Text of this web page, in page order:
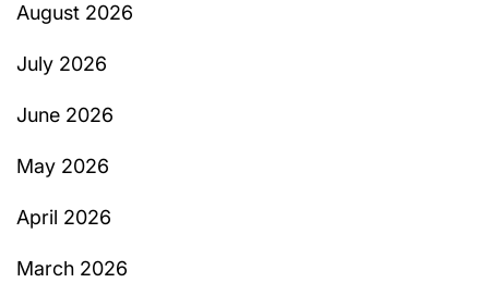
August 2026
July 2026
June 2026
May 2026
April 2026
March 2026